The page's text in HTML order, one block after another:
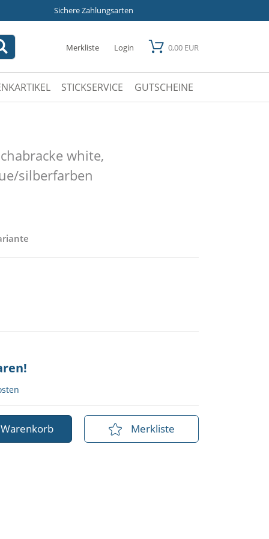
Sichere Zahlungsarten
Merkliste Login 0,00 EUR
STICKSERVICE GUTSCHEINE
white,
silberfarben
Merkliste